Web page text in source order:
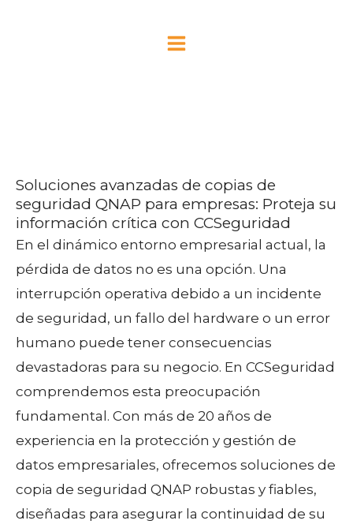
MENU
Soluciones avanzadas de copias de
seguridad QNAP para empresas: Proteja su
información crítica con CCSeguridad
En el dinámico entorno empresarial actual, la
pérdida de datos no es una opción. Una
interrupción operativa debido a un incidente
de seguridad, un fallo del hardware o un error
humano puede tener consecuencias
devastadoras para su negocio. En CCSeguridad
comprendemos esta preocupación
fundamental. Con más de 20 años de
experiencia en la protección y gestión de
datos empresariales, ofrecemos soluciones de
copia de seguridad QNAP robustas y fiables,
diseñadas para asegurar la continuidad de su